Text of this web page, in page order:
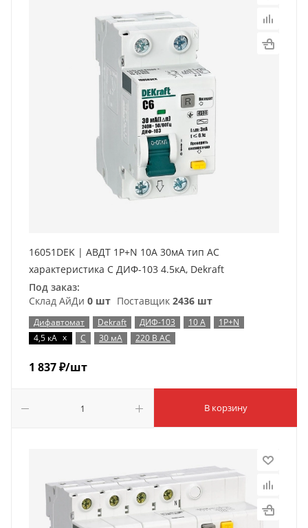
16051DEK | АВДТ 1Р+N 10А 30мА тип AC
характеристика C ДИФ-103 4.5кА, Dekraft
Под заказ:
Склад АйДи 0 шт Поставщик 2436 шт
Дифавтомат Dekraft ДИФ-103 10 А
1P+N
4,5 кА x C 30 мА 220 В AC
1 837₽/шт
В корзину